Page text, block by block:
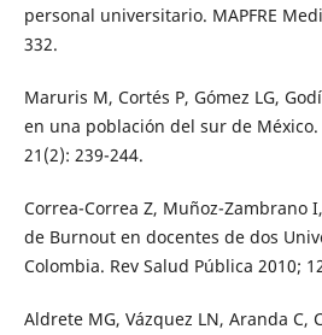
personal universitario. MAPFRE
332.
Maruris M, Cortés P, Gómez LG,
en una población del sur de
21(2): 239-244.
Correa-Correa Z, Muñoz-Zambrano
de Burnout en docentes de dos
Colombia. Rev Salud Pública 2010;
Aldrete MG, Vázquez LN, Aranda C,